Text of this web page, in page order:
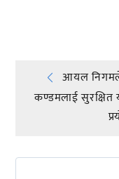
Postआयल निगमले
कण्डमलाई सुरक्षित